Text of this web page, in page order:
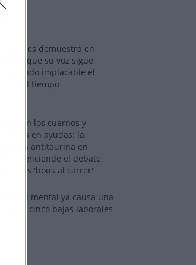
Tom Jones demuestra en
Madrid que su voz sigue
desafiando implacable el
paso del tiempo
Fuego en los cuernos y
millones en ayudas: la
rebelión antitaurina en
Alfafar enciende el debate
sobre los 'bous al carrer'
La salud mental ya causa una
de cada cinco bajas laborales